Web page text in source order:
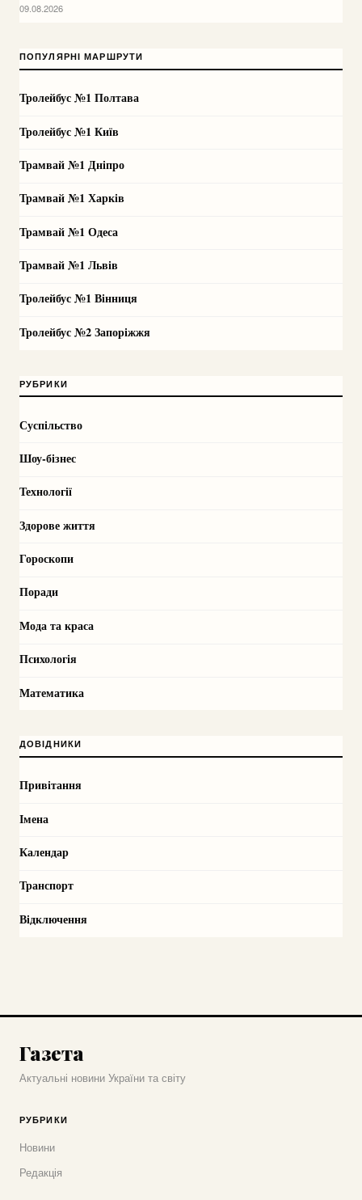
09.08.2026
ПОПУЛЯРНІ МАРШРУТИ
Тролейбус №1 Полтава
Тролейбус №1 Київ
Трамвай №1 Дніпро
Трамвай №1 Харків
Трамвай №1 Одеса
Трамвай №1 Львів
Тролейбус №1 Вінниця
Тролейбус №2 Запоріжжя
РУБРИКИ
Суспільство
Шоу-бізнес
Технології
Здорове життя
Гороскопи
Поради
Мода та краса
Психологія
Математика
ДОВІДНИКИ
Привітання
Імена
Календар
Транспорт
Відключення
Газета
Актуальні новини України та світу
РУБРИКИ
Новини
Редакція